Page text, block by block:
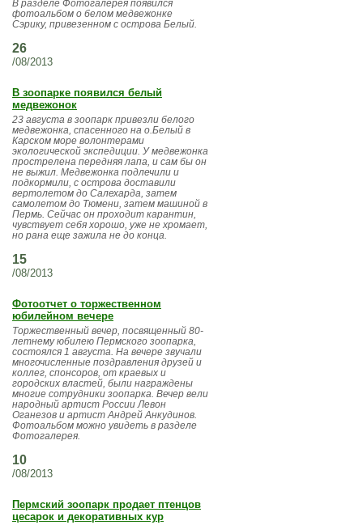
В разделе Фотогалерея появился
фотоальбом о белом медвежонке
Сэрику, привезенном с острова Белый.
26
/08/2013
В зоопарке появился белый
медвежонок
23 августа в зоопарк привезли белого
медвежонка, спасенного на о.Белый в
Карском море волонтерами
экологической экспедиции. У медвежонка
прострелена передняя лапа, и сам бы он
не выжил. Медвежонка подлечили и
подкормили, с острова доставили
вертолетом до Салехарда, затем
самолетом до Тюмени, затем машиной в
Пермь. Сейчас он проходит карантин,
чувствует себя хорошо, уже не хромает,
но рана еще зажила не до конца.
15
/08/2013
Фотоотчет о торжественном
юбилейном вечере
Торжественный вечер, посвященный 80-
летнему юбилею Пермского зоопарка,
состоялся 1 августа. На вечере звучали
многочисленные поздравления друзей и
коллег, спонсоров, от краевых и
городских властей, были награждены
многие сотрудники зоопарка. Вечер вели
народный артист России Левон
Оганезов и артист Андрей Анкудинов.
Фотоальбом можно увидеть в разделе
Фотогалерея.
10
/08/2013
Пермский зоопарк продает птенцов
цесарок и декоративных кур